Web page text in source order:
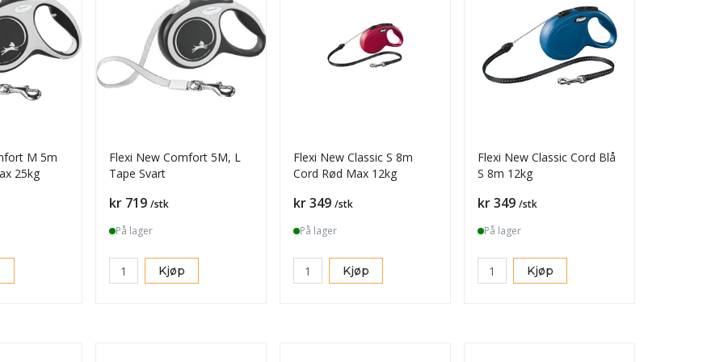
M 5m
25kg
Flexi New Comfort 5M, L
Tape Svart
Pris
kr 719 /stk
På lager
Kjøp
Flexi New Classic S 8m
Cord Rød Max 12kg
Pris
kr 349 /stk
På lager
Kjøp
Flexi New Classic Cord Blå
S 8m 12kg
Pris
kr 349 /stk
På lager
Kjøp